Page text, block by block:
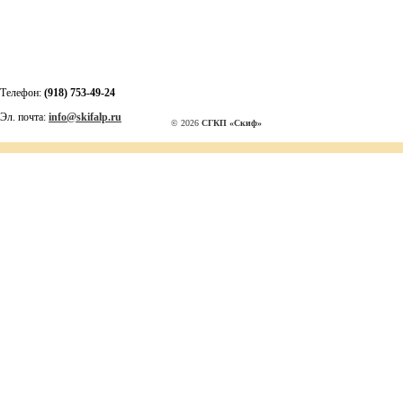
Телефон: (918) 753-49-24
Эл. почта: info@skifalp.ru © 2026 СГКП «Скиф»